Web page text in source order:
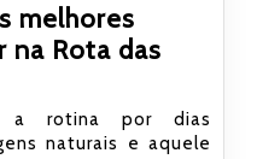
melhores
na Rota das
a rotina por dias
naturais e aquele